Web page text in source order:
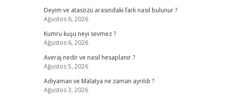
Deyim ve atasözü arasındaki fark nasıl bulunur ?
Ağustos 6, 2026
Kumru kuşu neyi sevmez ?
Ağustos 6, 2026
Averaj nedir ve nasıl hesaplanır ?
Ağustos 5, 2026
Adıyaman ve Malatya ne zaman ayrıldı ?
Ağustos 3, 2026